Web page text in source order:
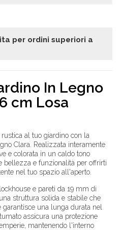
per ordini superiori a
In Legno
cm Losa
al tuo giardino con la
Clara. Realizzata interamente
e colorata in un caldo tono
bellezza e funzionalità per offrirti
nel tuo spazio all'aperto.
e pareti da 19 mm di
struttura solida e stabile che
una lunga durata nel
assicura una protezione
mantenendo l'interno